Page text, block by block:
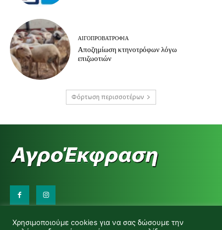
ΑΙΓΟΠΡΟΒΑΤΡΟΦΊΑ
Αποζημίωση κτηνοτρόφων λόγω
επιζωοτιών
Φόρτωση περισσοτέρων
d.makas@yahoo.gr
Χρησιμοποιούμε cookies για να σας δώσουμε την